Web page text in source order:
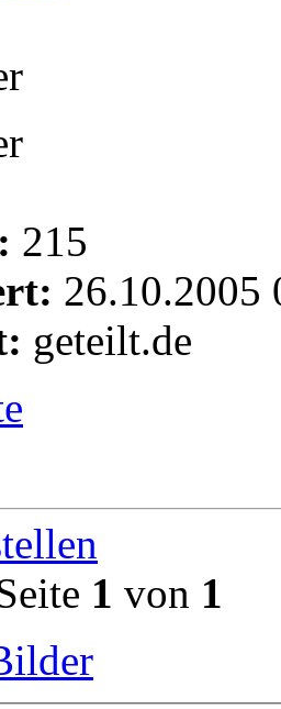
215
26.10.2005
geteilt.de
1 von 1